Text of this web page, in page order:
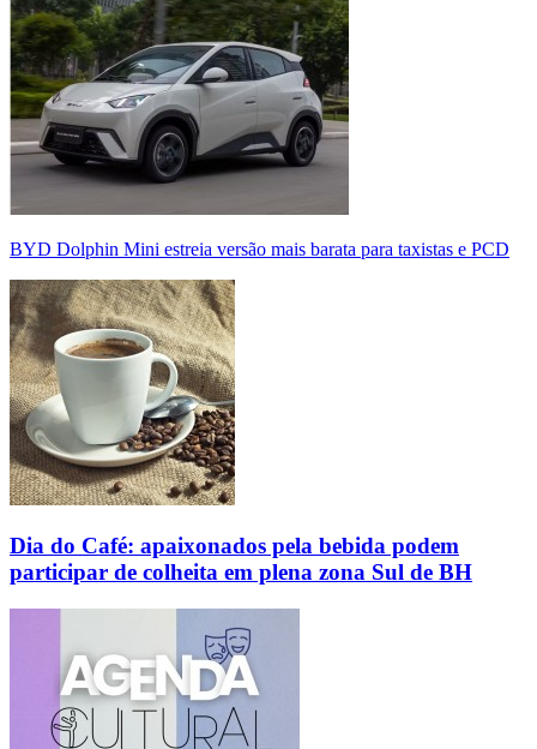
BYD Dolphin Mini estreia versão mais barata para taxistas e PCD
Dia do Café: apaixonados pela bebida podem
participar de colheita em plena zona Sul de BH